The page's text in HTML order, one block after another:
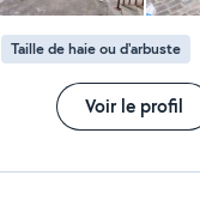
Taille de haie ou d'arbuste
Voir le profil